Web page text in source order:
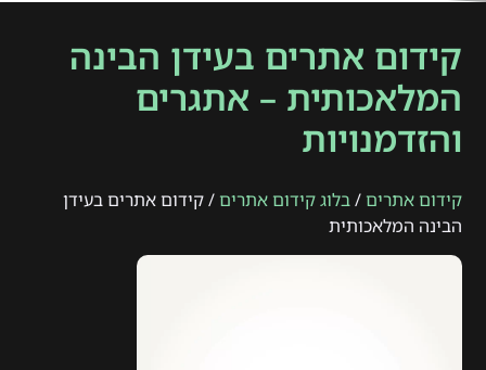
קידום אתרים בעידן הבינה
המלאכותית – אתגרים
והזדמנויות
קידום אתרים/בלוג קידום אתרים/ קידום אתרים בעידן
הבינה המלאכותית